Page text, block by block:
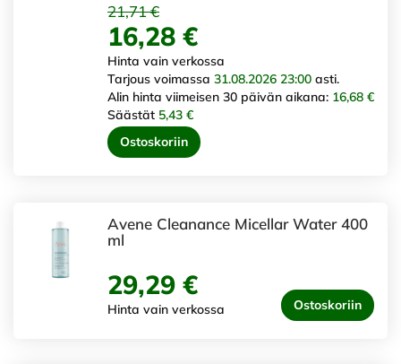
21,71 €
16,28 €
Hinta vain verkossa
Tarjous voimassa 31.08.2026 23:00 asti.
Alin hinta viimeisen 30 päivän aikana: 16,68 €
Säästät 5,43 €
Ostoskoriin
Avene Cleanance Micellar Water 400
ml
29,29 €
Hinta vain verkossa Ostoskoriin